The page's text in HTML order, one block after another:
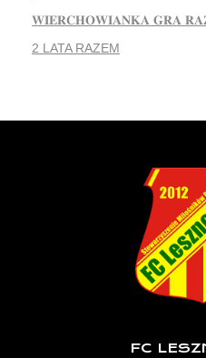
𝐖𝐈𝐄𝐑𝐂𝐇𝐎𝐖𝐈𝐀𝐍𝐊𝐀 𝐆𝐑𝐀
2 LATA RAZEM
FC